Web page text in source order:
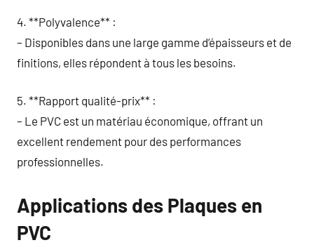
4. **Polyvalence** :
– Disponibles dans une large gamme d’épaisseurs et de
finitions, elles répondent à tous les besoins.
5. **Rapport qualité-prix** :
– Le PVC est un matériau économique, offrant un
excellent rendement pour des performances
professionnelles.
Applications des Plaques en
PVC